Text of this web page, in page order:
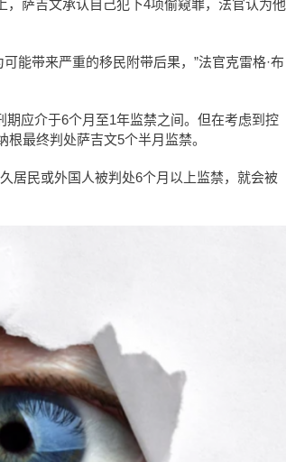
萨吉文承认自己犯下4项偷窥罪，法官认为他
能带来严重的移民附带后果，”法官克雷格·布
应介于6个月至1年监禁之间。但在考虑到控
最终判处萨吉文5个半月监禁。
居民或外国人被判处6个月以上监禁，就会被